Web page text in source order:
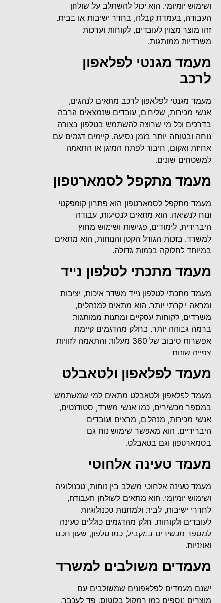
ושימוש יומיומי. הוא יכול להשתלב על שולחן
העבודה, בעמדת קבלה, בחדר ישיבות או בבית.
זהו מוצר מצוין לעובדים, לקוחות וערכות
משרדיות ממותגות.
מעמד מגנטי לפלאפון
לרכב
מעמד מגנטי לפלאפון לרכב מתאים לנהגים,
אנשי מכירות, שליחים, עובדים שנמצאים הרבה
בדרכים וכל מי שרוצה להשתמש בטלפון בצורה
נוחה ובטוחה יותר בזמן נסיעה. קיימים דגמים עם
אחיזת ואקום, חיבור לפתח המזגן או התאמה
למשטחים שונים.
מעמד מתקפל לסמארטפון
מעמד מתקפל לסמארטפון הוא פתרון קומפקטי
ונוח לנשיאה. הוא מתאים לנסיעות, עבודה
היברידית, לימודים, פגישות ושימוש מחוץ
למשרד. בזכות הגודל הקטן והנוחות, הוא מתאים
במיוחד לחלוקה בכמות גדולה.
מעמד מתכתי לטלפון נייד
מעמד מתכתי לטלפון נייד משדר איכות, יציבות
ומראה יוקרתי יותר. הוא מתאים למנהלים,
משרדים, לקוחות עסקיים ומתנות ממותגות
ברמה גבוהה יותר. בחלק מהדגמים קיימת
אפשרות סיבוב של 360 מעלות והתאמה לזוויות
צפייה שונות.
מעמד לפלאפון ולטאבלט
מעמד לפלאפון ולטאבלט מתאים למי שמשתמש
במספר מכשירים, כמו אנשי משרד, סטודנטים,
אנשי מכירות, מנהלים, מרצים ועובדים
היברידיים. הוא מאפשר שימוש נוח גם
בסמארטפון וגם בטאבלט.
מעמד טעינה אלחוטי
מעמד טעינה אלחוטי משלב בין נוחות, טכנולוגיה
ושימוש יומיומי. הוא מתאים לשולחן העבודה,
לחדרי ישיבות, לבית ולמתנות טכנולוגיות
לעובדים ולקוחות. חלק מהדגמים כוללים טעינה
למספר מכשירים במקביל, כמו טלפון, שעון חכם
ואוזניות.
מעמדים משולבים למשרד
ישנם מעמדים לפלאפונים שמשולבים עם
מוצרים נוספים כמו רמקול בלוטוס, פד לעכבר,